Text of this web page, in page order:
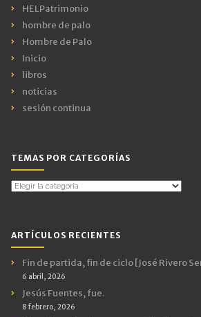
HELPatrimonio
hombre de palo
Hombre de Palo
Inicio
libros
noticias
sesión continua
TEMAS POR CATEGORÍAS
Temas
ARTÍCULOS RECIENTES
Fin de partida, fin de ciclo [José Rivero
6 abril, 2026
Jesús Fuentes, fue.
8 febrero, 2026